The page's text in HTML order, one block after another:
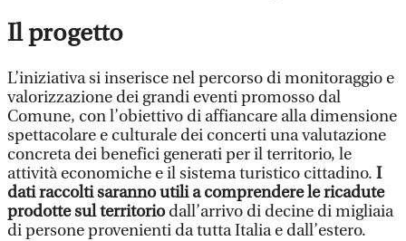
Il progetto
L’iniziativa si inserisce nel percorso di monitoraggio e
valorizzazione dei grandi eventi promosso dal
Comune, con l’obiettivo di affiancare alla dimensione
spettacolare e culturale dei concerti una valutazione
concreta dei benefici generati per il territorio, le
attività economiche e il sistema turistico cittadino. I
dati raccolti saranno utili a comprendere le ricadute
prodotte sul territoriodall’arrivo di decine di migliaia
di persone provenienti da tutta Italia e dall’estero.